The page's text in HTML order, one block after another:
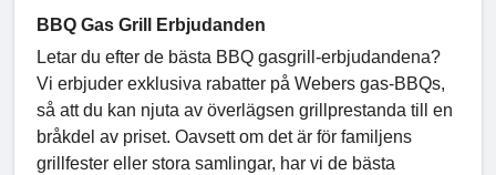
BBQ Gas Grill Erbjudanden
Letar du efter de bästa BBQ gasgrill-erbjudandena?
Vi erbjuder exklusiva rabatter på Webers gas-BBQs,
så att du kan njuta av överlägsen grillprestanda till en
bråkdel av priset. Oavsett om det är för familjens
grillfester eller stora samlingar, har vi de bästa